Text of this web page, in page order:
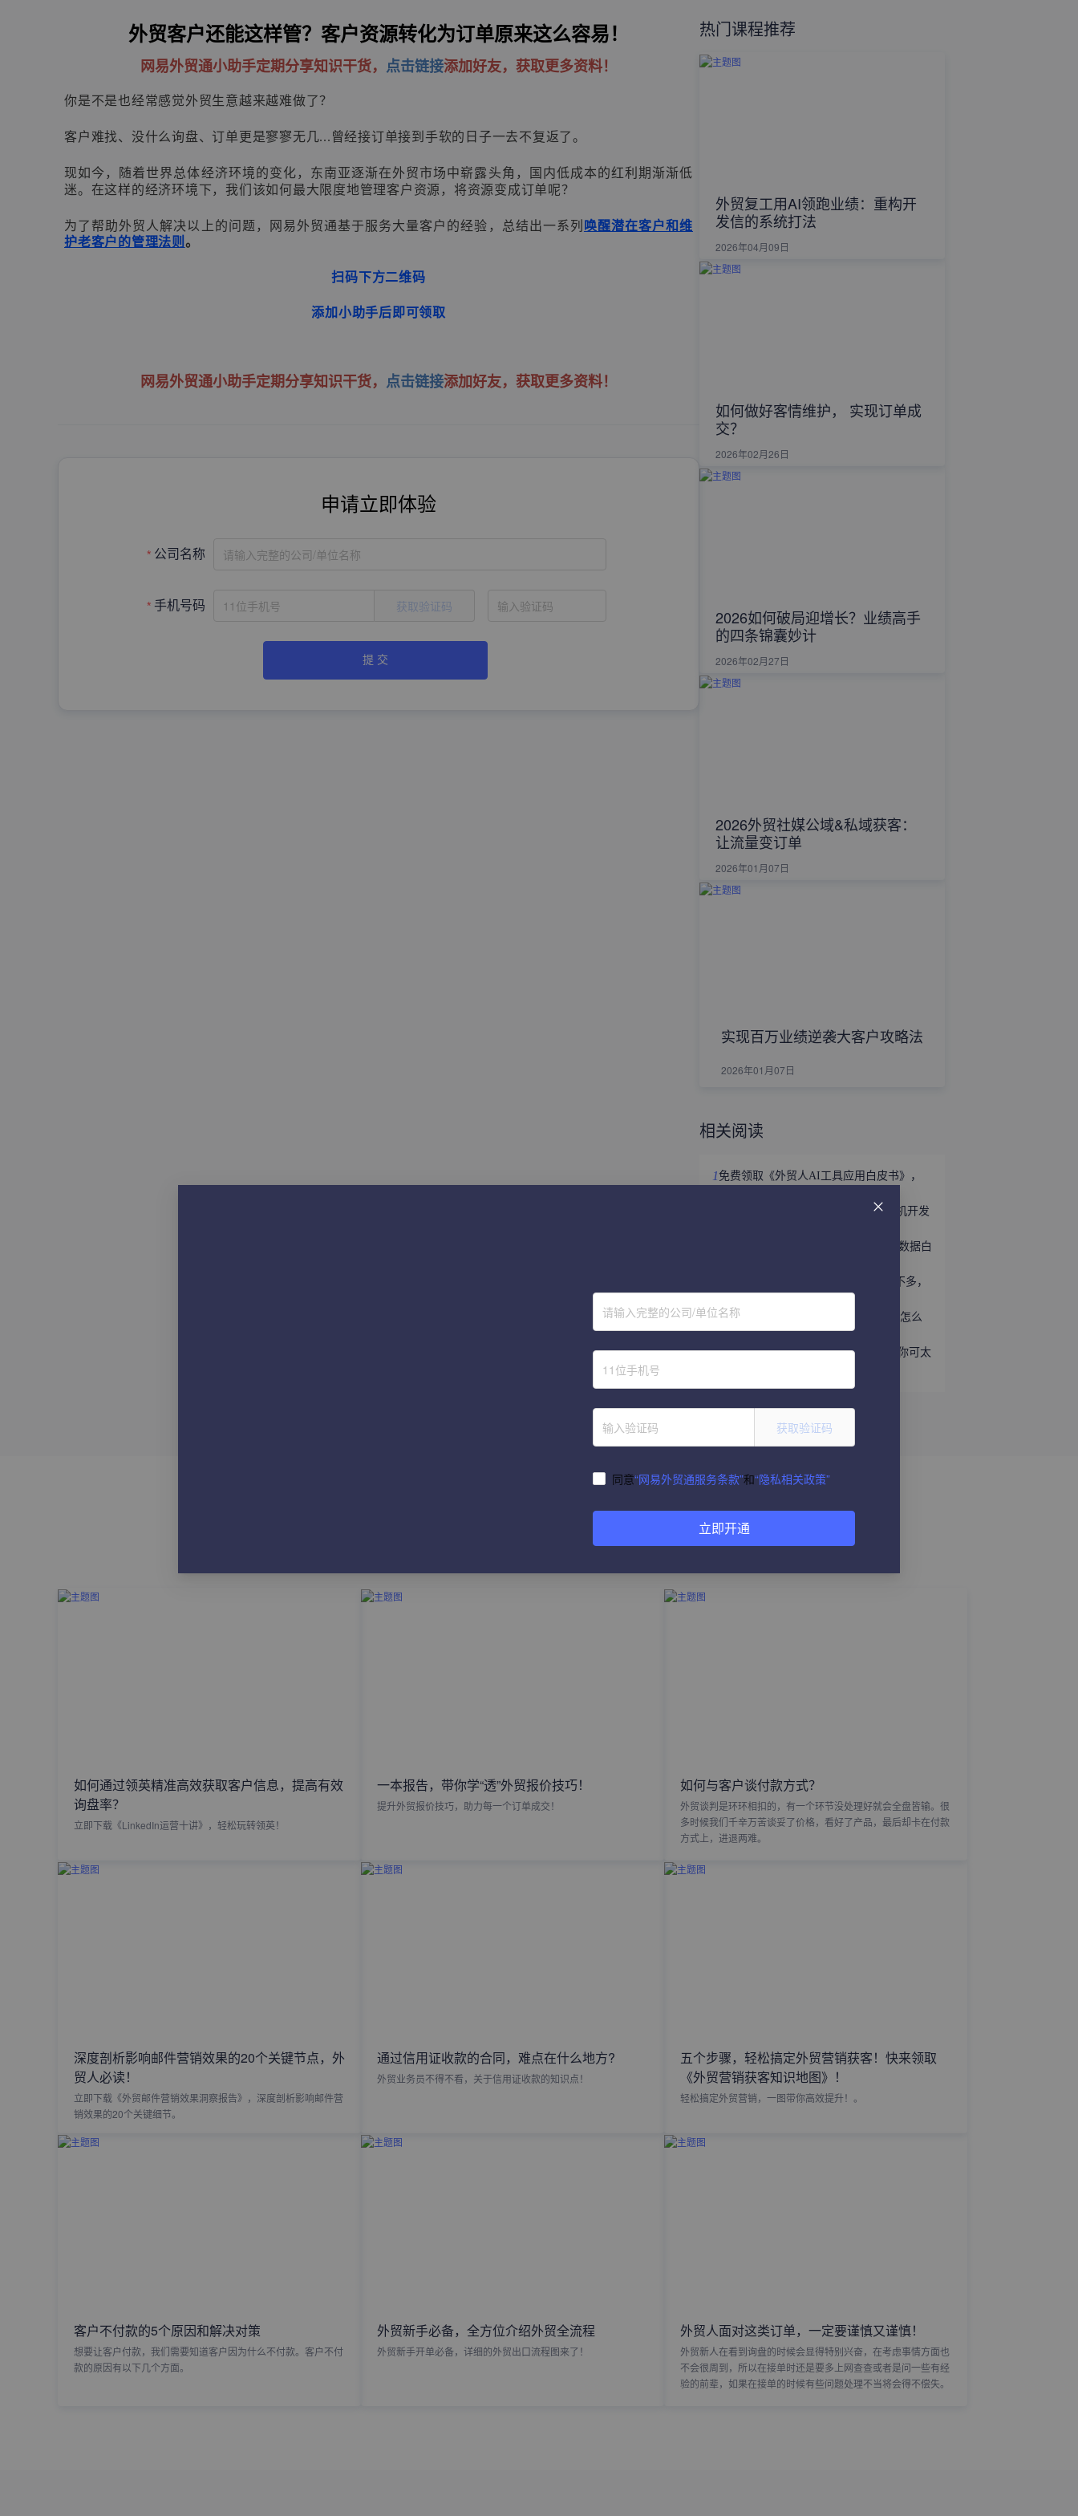
外贸客户还能这样管？客户资源转化为订单原来这么容易！
网易外贸通小助手定期分享知识干货， 点击链接添加好友，获取更多资料！
你是不是也经常感觉外贸生意越来越难做了？
客户难找、没什么询盘、订单更是寥寥无几...曾经接订单接到手软的日子一去不复返了。
现如今，随着世界总体经济环境的变化，东南亚逐渐在外贸市场中崭露头角，国内低成本的红利期渐渐低
迷。在这样的经济环境下，我们该如何最大限度地管理客户资源，将资源变成订单呢？
为了帮助外贸人解决以上的问题，网易外贸通基于服务大量客户的经验，总结出一系列 唤醒潜在客户和维
护老客户的管理法则 。
扫码下方二维码
添加小助手后即可领取
网易外贸通小助手定期分享知识干货， 点击链接添加好友，获取更多资料！
申请立即体验
公司名称 请输入完整的公司/单位名称
手机号码 获取验证码
提 交
热门课程推荐
外贸复工用AI领跑业绩：重构开
发信的系统打法
2026年04月09日
如何做好客情维护， 实现订单成
交？
2026年02月26日
2026如何破局迎增长？业绩高手
的四条锦囊妙计
2026年02月27日
2026外贸社媒公域&私域获客：
让流量变订单
2026年01月07日
实现百万业绩逆袭大客户攻略法
2026年01月07日
相关阅读
1 免费领取《外贸人AI工具应用白皮书》，
立即领取 | 手握这份《世界产业带商机开发
外贸获客难？免费领取《2026年海关数据白
趁着用YouTube开发外贸客户的人还不多，
5听说WhatsApp做外贸很猛？让我看看怎么
个事儿...
6做外贸还不会给国外客户打电话？那你可太
如何通过领英精准高效获取客户信息，提高有效
询盘率？
立即下载《LinkedIn运营十讲》，轻松玩转领英！
一本报告，带你学“透”外贸报价技巧！
提升外贸报价技巧，助力每一个订单成交！
如何与客户谈付款方式？
外贸谈判是环环相扣的，有一个环节没处理好就会全盘皆输。很
多时候我们千辛万苦谈妥了价格，看好了产品，最后却卡在付款
方式上，进退两难。
深度剖析影响邮件营销效果的20个关键节点，外
贸人必读！
立即下载《外贸邮件营销效果洞察报告》，深度剖析影响邮件营
销效果的20个关键细节。
通过信用证收款的合同，难点在什么地方?
外贸业务员不得不看，关于信用证收款的知识点！
五个步骤，轻松搞定外贸营销获客！快来领取
《外贸营销获客知识地图》！
轻松搞定外贸营销，一图带你高效提升！。
客户不付款的5个原因和解决对策
想要让客户付款，我们需要知道客户因为什么不付款。客户不付
款的原因有以下几个方面。
外贸新手必备，全方位介绍外贸全流程
外贸新手开单必备，详细的外贸出口流程图来了！
外贸人面对这类订单，一定要谨慎又谨慎！
外贸新人在看到询盘的时候会显得特别兴奋，在考虑事情方面也
不会很周到，所以在接单时还是要多上网查查或者是问一些有经
验的前辈，如果在接单的时候有些问题处理不当将会得不偿失。
请输入完整的公司/单位名称
获取验证码
同意“网易外贸通服务条款”和“隐私相关政策”
立即开通